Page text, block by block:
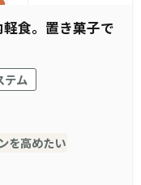
食。置き菓子で
テム
を高めたい